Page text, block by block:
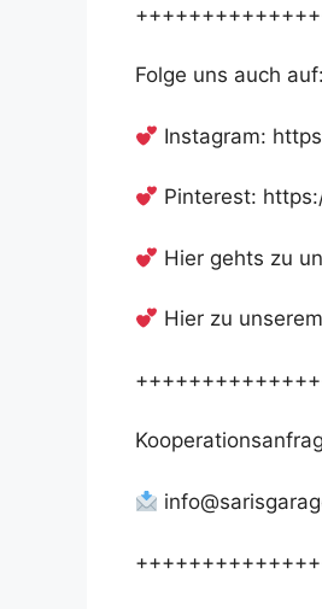
Folge uns auch auf:
Instagram:
Pinterest:
Hier gehts zu
Hier zu